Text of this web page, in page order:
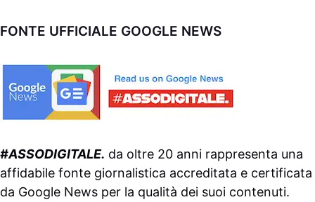
FONTE UFFICIALE GOOGLE NEWS
#ASSODIGITALE. da oltre 20 anni rappresenta una
affidabile fonte giornalistica accreditata e certificata
da Google News per la qualità dei suoi contenuti.